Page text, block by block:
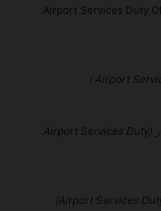
(Airport Services Duty
المشرف المناوب لخدمات المطار (Airport Services Duty